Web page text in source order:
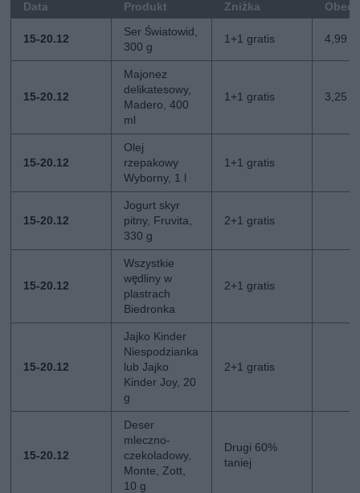
Data Produkt Zniżka
15-20.12
Ser Światowid,
300 g
1+1 gratis 4,99
15-20.12
Majonez
delikatesowy,
Madero, 400
ml
1+1 gratis 3,25
15-20.12
Olej
rzepakowy
Wyborny, 1 l
1+1 gratis
15-20.12
Jogurt skyr
pitny, Fruvita,
330 g
2+1 gratis
15-20.12
Wszystkie
wędliny w
plastrach
Biedronka
2+1 gratis
15-20.12
Jajko Kinder
Niespodzianka
lub Jajko
Kinder Joy, 20
g
2+1 gratis
15-20.12
Deser
mleczno-
czekoladowy,
Monte, Zott,
10 g
Drugi 60%
taniej